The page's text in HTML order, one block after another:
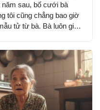
sau, bố cưới bà
tôi cũng chẳng bao giờ
tử từ bà. Bà luôn giữ